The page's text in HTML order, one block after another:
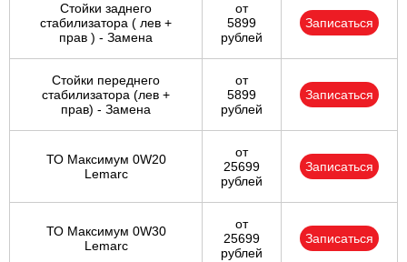
Стойки заднего
стабилизатора ( лев +
прав ) - Замена
от
5899
рублей
Записаться
Стойки переднего
стабилизатора (лев +
прав) - Замена
от
5899
рублей
Записаться
ТО Максимум 0W20
Lemarc
от
25699
рублей
Записаться
ТО Максимум 0W30
Lemarc
от
25699
рублей
Записаться